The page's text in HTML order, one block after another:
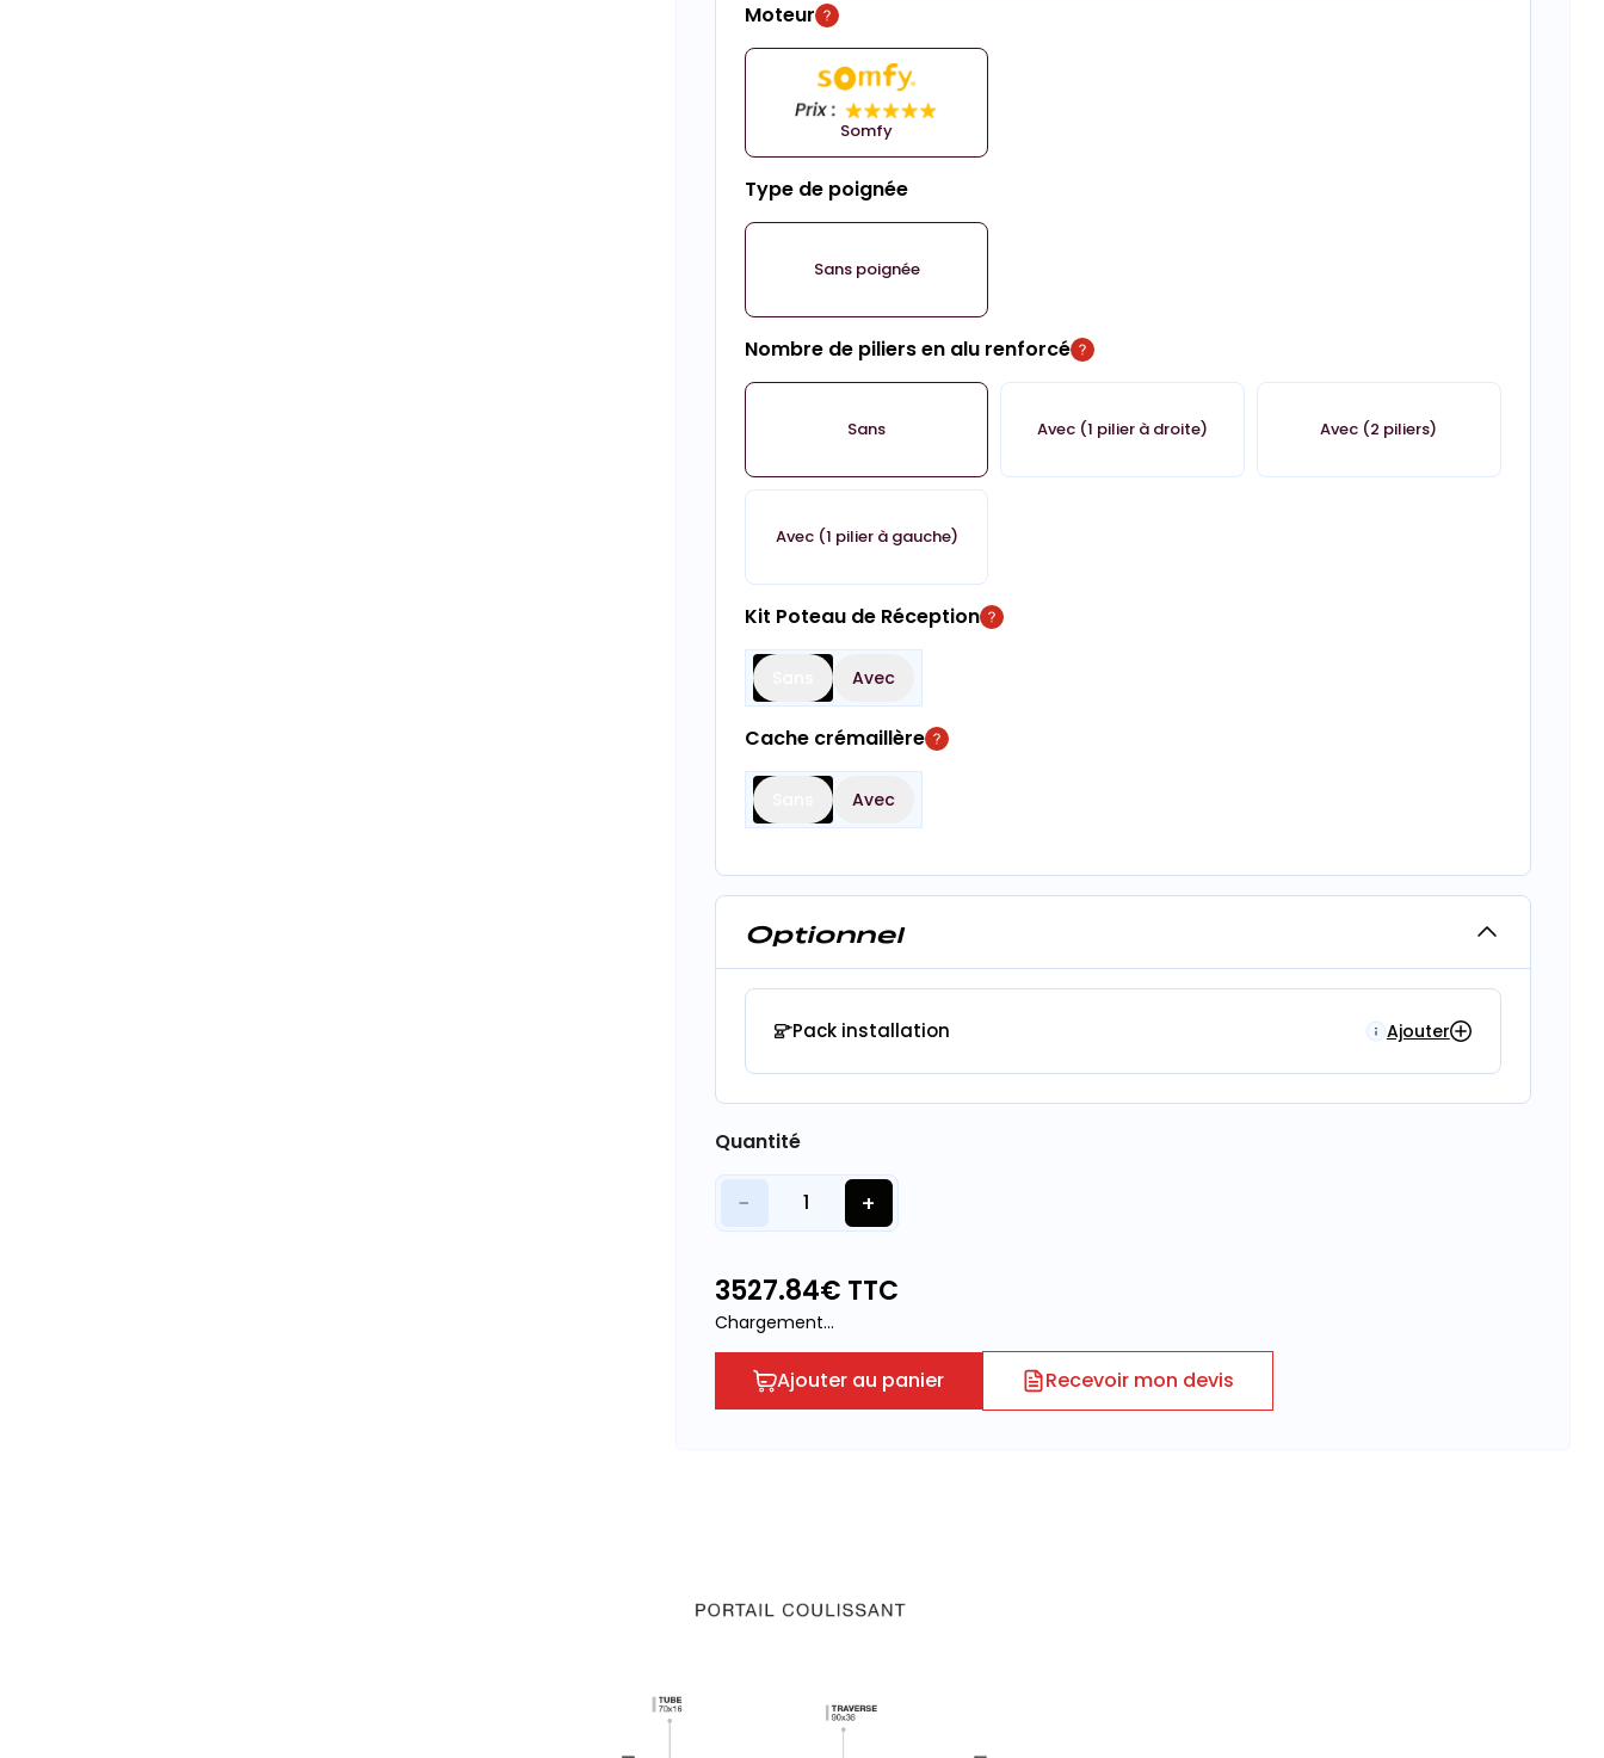
Moteur
Somfy
Type de poignée
Sans poignée
Nombre de piliers en alu renforcé
Sans Avec (1 pilier à droite) Avec (2 piliers)
Avec (1 pilier à gauche)
Kit Poteau de Réception
Avec
Cache crémaillère
Avec
Optionnel
Pack installation Ajouter
Quantité
− 1 +
3527.84€ TTC
Chargement...
Ajouter au panier Recevoir mon devis